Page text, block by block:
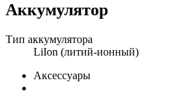
Аккумулятор
Тип аккумулятора
LiIon (литий-ионный)
Аксессуары